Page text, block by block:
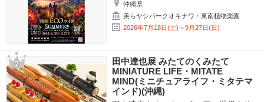
沖縄県
美らヤシパークオキナワ・東南植物楽園
2026年7月18日(土)～9月27日(日)
田中達也展 みたてのくみたて
MINIATURE LIFE・MITATE
MIND(ミニチュアライフ・ミタテマ
インド)(沖縄)